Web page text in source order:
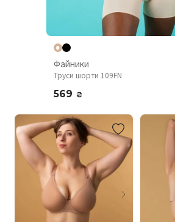
Файники
Труси шорти 109FN
569 ₴